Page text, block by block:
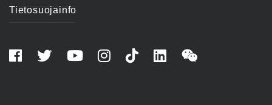
Tietosuojainfo